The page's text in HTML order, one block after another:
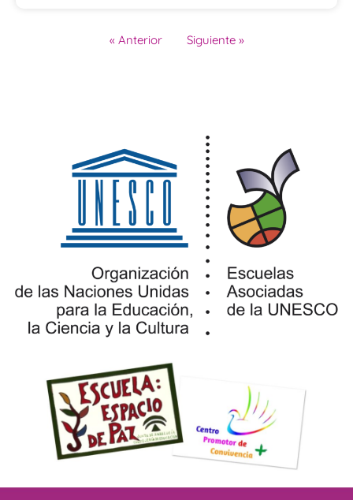
« Anterior Siguiente »